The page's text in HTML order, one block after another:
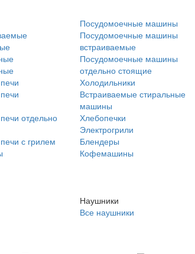
отдельно
с грилем
Посудомоечные машины
Посудомоечные машины
встраиваемые
Посудомоечные машины
отдельно стоящие
Холодильники
Встраиваемые стиральные
машины
Хлебопечки
Электрогрили
Блендеры
Кофемашины
Наушники
Все наушники